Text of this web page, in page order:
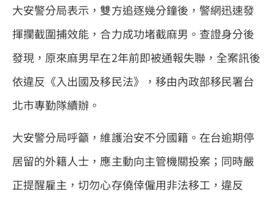
大安警分局表示，雙方追逐幾分鐘後，警網迅速發
揮攔截圍捕效能，合力成功堵截麻男。查證身分後
發現，原來麻男早在2年前即被通報失聯，全案訊後
依違反《入出國及移民法》，移由內政部移民署台
北市專勤隊續辦。
大安警分局呼籲，維護治安不分國籍。在台逾期停
居留的外籍人士，應主動向主管機關投案；同時嚴
正提醒雇主，切勿心存僥倖僱用非法移工，違反